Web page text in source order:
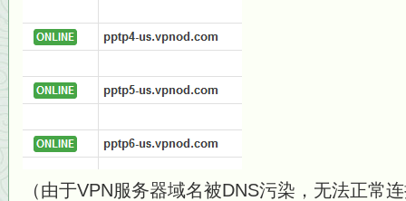
（由于VPN服务器域名被DNS污染，无法正常